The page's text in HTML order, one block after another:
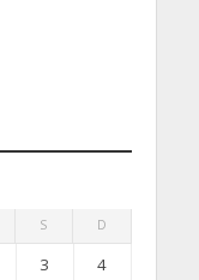
S D
3 4